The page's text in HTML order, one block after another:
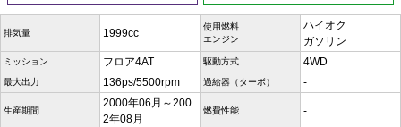
排気量 1999cc
使用燃料
エンジン
ハイオク
ガソリン
ミッション フロア4AT 駆動方式 4WD
最大出力 136ps/5500rpm 過給器（ターボ） -
生産期間
2000年06月～200
2年08月
燃費性能 -